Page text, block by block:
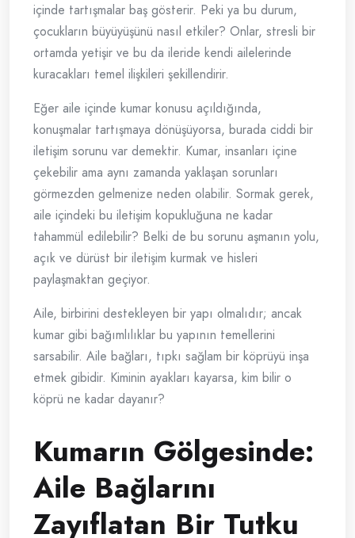
içinde tartışmalar baş gösterir. Peki ya bu durum,
çocukların büyüyüşünü nasıl etkiler? Onlar, stresli bir
ortamda yetişir ve bu da ileride kendi ailelerinde
kuracakları temel ilişkileri şekillendirir.
Eğer aile içinde kumar konusu açıldığında,
konuşmalar tartışmaya dönüşüyorsa, burada ciddi bir
iletişim sorunu var demektir. Kumar, insanları içine
çekebilir ama aynı zamanda yaklaşan sorunları
görmezden gelmenize neden olabilir. Sormak gerek,
aile içindeki bu iletişim kopukluğuna ne kadar
tahammül edilebilir? Belki de bu sorunu aşmanın yolu,
açık ve dürüst bir iletişim kurmak ve hisleri
paylaşmaktan geçiyor.
Aile, birbirini destekleyen bir yapı olmalıdır; ancak
kumar gibi bağımlılıklar bu yapının temellerini
sarsabilir. Aile bağları, tıpkı sağlam bir köprüyü inşa
etmek gibidir. Kiminin ayakları kayarsa, kim bilir o
köprü ne kadar dayanır?
Kumarın Gölgesinde:
Aile Bağlarını
Zayıflatan Bir Tutku